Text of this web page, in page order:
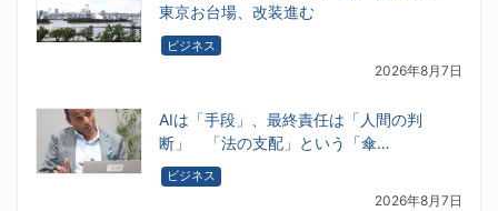
東京お台場、改装進む
ビジネス
2026年8月7日
AIは「手段」、最終責任は「人間の判
断」 「法の支配」という「傘…
ビジネス
2026年8月7日